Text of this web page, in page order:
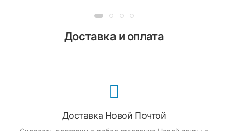
Доставка и оплата
Доставка Новой Почтой